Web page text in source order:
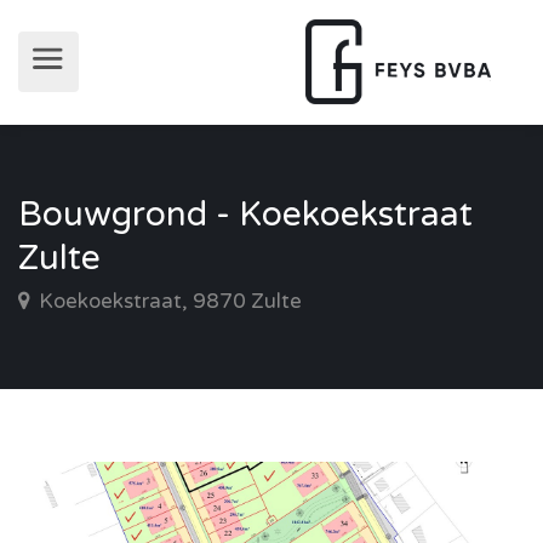
Bouwgrond - Koekoekstraat
Zulte
Koekoekstraat, 9870 Zulte